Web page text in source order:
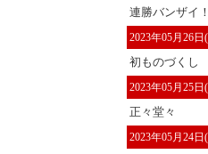
連勝バンザイ！
2023年05月26日
初ものづくし
2023年05月25日
正々堂々
2023年05月24日